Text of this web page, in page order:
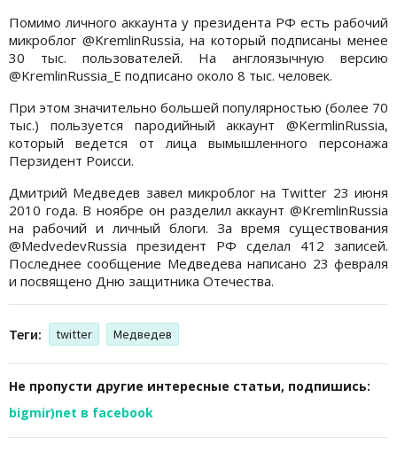
Помимо личного аккаунта у президента РФ есть рабочий
микроблог @KremlinRussia, на который подписаны менее
30 тыс. пользователей. На англоязычную версию
@KremlinRussia_E подписано около 8 тыс. человек.
При этом значительно большей популярностью (более 70
тыс.) пользуется пародийный аккаунт @KermlinRussia,
который ведется от лица вымышленного персонажа
Перзидент Роисси.
Дмитрий Медведев завел микроблог на Twitter 23 июня
2010 года. В ноябре он разделил аккаунт @KremlinRussia
на рабочий и личный блоги. За время существования
@MedvedevRussia президент РФ сделал 412 записей.
Последнее сообщение Медведева написано 23 февраля
и посвящено Дню защитника Отечества.
Теги: twitter Медведев
Не пропусти другие интересные статьи, подпишись:
bigmir)net в facebook